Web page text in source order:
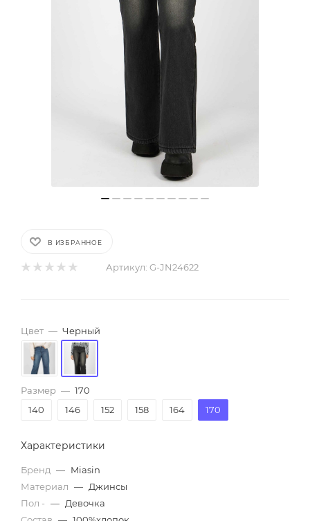
В ИЗБРАННОЕ
Артикул: G-JN24622
Цвет — Черный
Размер — 170
140
146 152 158 164 170
Характеристики
Бренд — Miasin
Материал — Джинсы
Пол - — Девочка